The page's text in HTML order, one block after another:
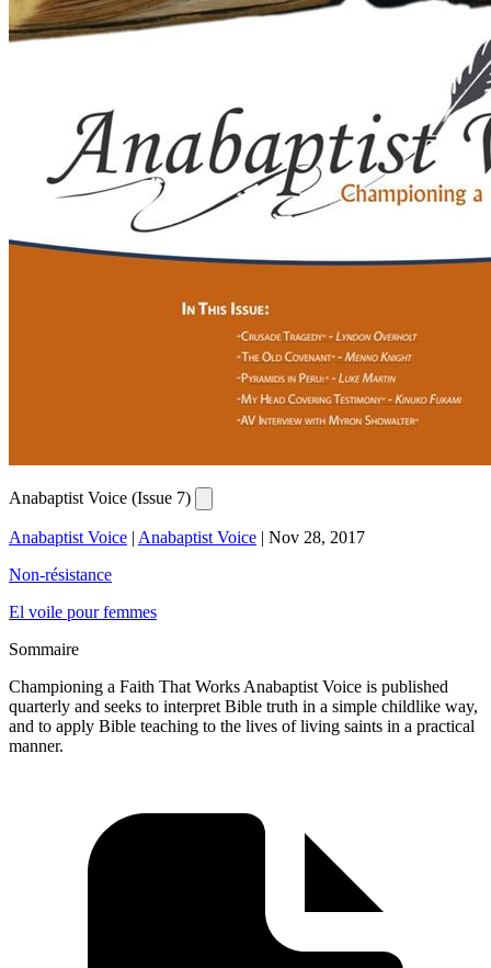
Anabaptist Voice (Issue 7)
Anabaptist Voice | Anabaptist Voice | Nov 28, 2017
Non-résistance
El voile pour femmes
Sommaire
Championing a Faith That Works Anabaptist Voice is published
quarterly and seeks to interpret Bible truth in a simple childlike way,
and to apply Bible teaching to the lives of living saints in a practical
manner.